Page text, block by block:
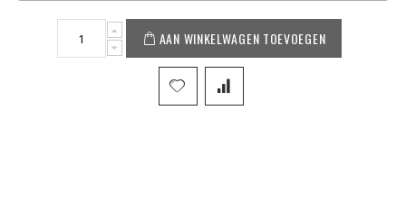
AAN WINKELWAGEN TOEVOEGEN